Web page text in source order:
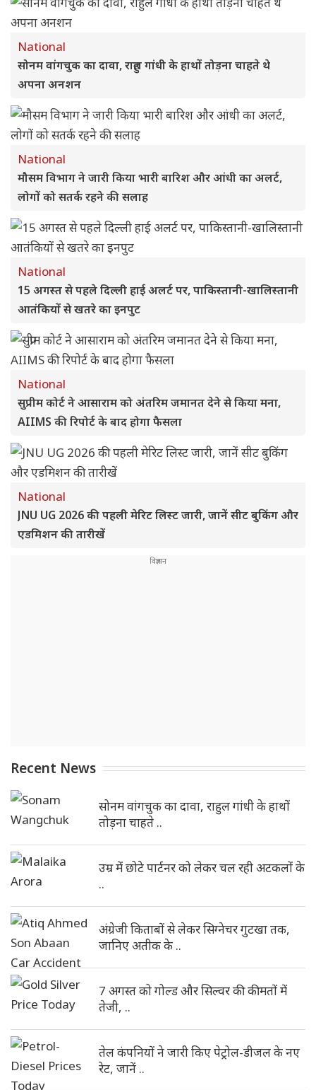
National
सोनम वांगचुक का दावा, राहुल गांधी के हाथों तोड़ना चाहते थे
अपना अनशन
National
मौसम विभाग ने जारी किया भारी बारिश और आंधी का अलर्ट,
लोगों को सतर्क रहने की सलाह
National
15 अगस्त से पहले दिल्ली हाई अलर्ट पर, पाकिस्तानी-खालिस्तानी
आतंकियों से खतरे का इनपुट
National
सुप्रीम कोर्ट ने आसाराम को अंतरिम जमानत देने से किया मना,
AIIMS की रिपोर्ट के बाद होगा फैसला
National
JNU UG 2026 की पहली मेरिट लिस्ट जारी, जानें सीट बुकिंग और
एडमिशन की तारीखें
Recent News
सोनम वांगचुक का दावा, राहुल गांधी के हाथों
तोड़ना चाहते ..
उम्र में छोटे पार्टनर को लेकर चल रही अटकलों के
..
अंग्रेजी किताबों से लेकर सिग्नेचर गुटखा तक,
जानिए अतीक के ..
7 अगस्त को गोल्ड और सिल्वर की कीमतों में
तेजी, ..
तेल कंपनियों ने जारी किए पेट्रोल-डीजल के नए
रेट, जानें ..